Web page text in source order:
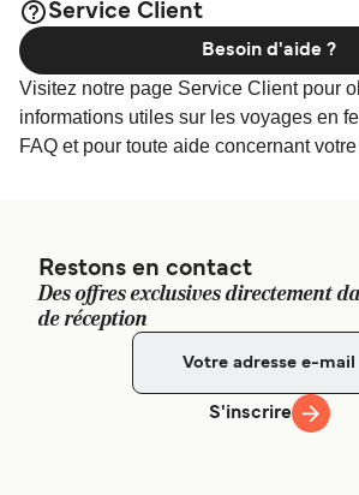
Service Client
Visitez notre page Service Client pour
informations utiles sur les voyages en
FAQ et pour toute aide concernant
Besoin d'aide ?
Restons en contact
Des offres exclusives directement
de réception
S'inscrire